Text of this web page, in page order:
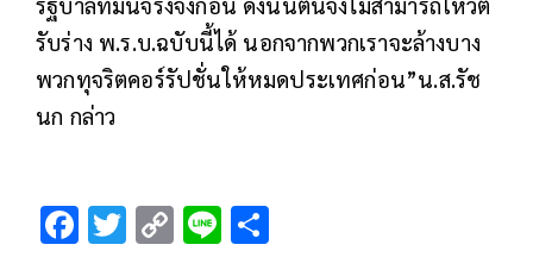
รับร่าง พ.ร.บ.ฉบับนี้ได้ นอกจากพวกเราจะล้างบาง
พวกทุจริตคอร์รัปชั่นให้หมดประเทศก่อน”น.ส.รัช
นก กล่าว
F T C Li